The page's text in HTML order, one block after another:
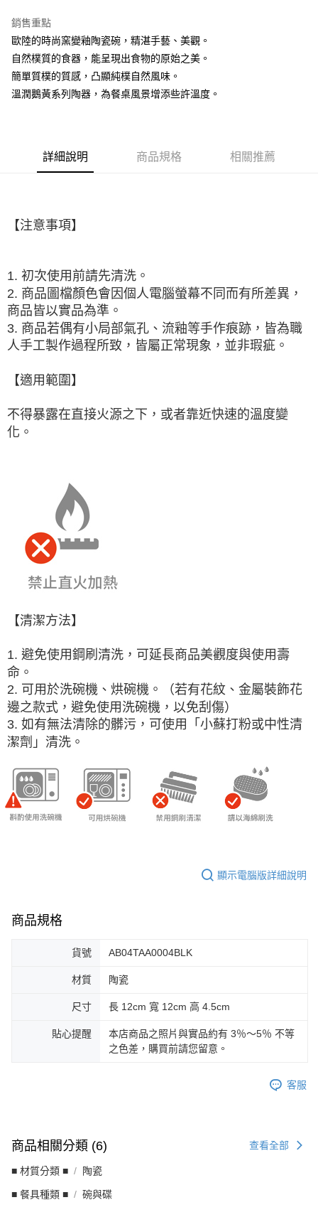
【關於「AFTEE先享後付」】
AFTEE先享後付是「在收到商品之後才付款」的支付方式。 讓您購物簡單
便利好安心！
１．簡單：不需註冊會員、不需綁卡、不需儲值。
２．便利：只要手機號碼，簡訊認證，即可結帳。
３．安心：先確認商品／服務後，再付款。
２．訂單成立數日內，您將收到繳費通知簡訊。
３．收到繳費通知簡訊後14天內，點擊此簡訊中的連結，可透過四大超商／
※ 交易是否成功請以「AFTEE先享後付 」之結帳頁面顯示為準，若有關於
【注意事項】
１．透過由恩沛科技股份有限公司提供之「AFTEE先享後付」服務完成之交
易，需依本服務之必要範圍內提供個人資料，並將交易相關給付款項請求債
權轉讓予恩沛科技股份有限公司。
２．關於個人資料處理事宜，請瀏覽以下網址：
https://aftee.tw/terms/#terms3
任。
時審查核予不同之上限額度；若仍有額度不足之情形，本公司將視審查結果
請求用戶進行身份認證。
５．嚴禁一人註冊多個帳號或使用他人資訊註冊。若發現惡意使用之情形，
ATM付款
全家取貨付款
每筆NT$60，滿NT$1,500(含以上)免運費
順豐速運
銷售重點
歐陸的時尚窯變釉陶瓷碗，精湛手藝、美觀。
自然樸質的食器，能呈現出食物的原始之美。
簡單質樸的質感，凸顯純樸自然風味。
溫潤鵝黃系列陶器，為餐桌風景增添些許溫度。
詳細說明 商品規格 相關推薦
【注意事項】
1. 初次使用前請先清洗。
2. 商品圖檔顏色會因個人電腦螢幕不同而有所差異，
商品皆以實品為準。
3. 商品若偶有小局部氣孔、流釉等手作痕跡，皆為職
人手工製作過程所致，皆屬正常現象，並非瑕疵。
【適用範圍】
不得暴露在直接火源之下，或者靠近快速的溫度變
化。
【清潔方法】
1. 避免使用鋼刷清洗，可延長商品美觀度與使用壽
命。
2. 可用於洗碗機、烘碗機。（若有花紋、金屬裝飾花
邊之款式，避免使用洗碗機，以免刮傷）
3. 如有無法清除的髒污，可使用「小蘇打粉或中性清
潔劑」清洗。
顯示電腦版詳細說明
商品規格
貨號 AB04TAA0004BLK
材質 陶瓷
尺寸 長 12cm 寬 12cm 高 4.5cm
貼心提醒
本店商品之照片與實品約有 3％～5％ 不等
之色差，購買前請您留意。
客服
商品相關分類 (6) 查看全部
■ 材質分類 ■ 陶瓷
■ 餐具種類 ■ 碗與碟